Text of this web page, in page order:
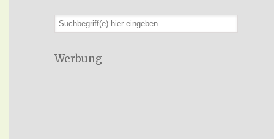
Werbung